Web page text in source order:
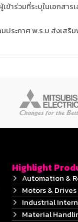
าร่วมที่ระบุในเอกสา
ประกาศ พ.ร.บ ส่งเส
Highlight
Automation &
Motors & Drives
Industrial
Material